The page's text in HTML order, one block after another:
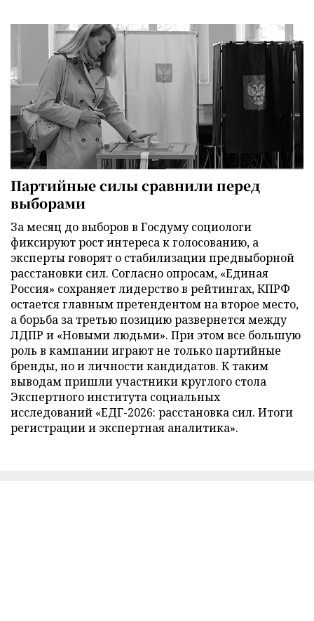
Партийные силы сравнили перед
выборами
За месяц до выборов в Госдуму социологи
фиксируют рост интереса к голосованию, а
эксперты говорят о стабилизации предвыборной
расстановки сил. Согласно опросам, «Единая
Россия» сохраняет лидерство в рейтингах, КПРФ
остается главным претендентом на второе место,
а борьба за третью позицию развернется между
ЛДПР и «Новыми людьми». При этом все большую
роль в кампании играют не только партийные
бренды, но и личности кандидатов. К таким
выводам пришли участники круглого стола
Экспертного института социальных
исследований «ЕДГ-2026: расстановка сил. Итоги
регистрации и экспертная аналитика».